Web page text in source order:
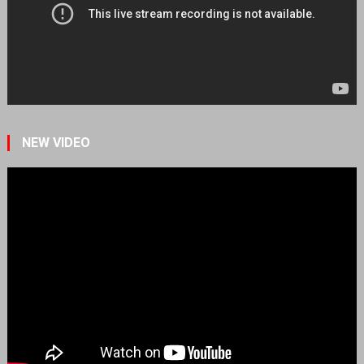
NEW VIDEO